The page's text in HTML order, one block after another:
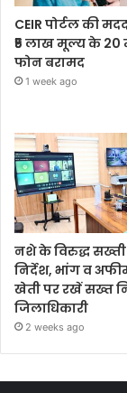
CEIR पोर्टल की
₹5 लाख मूल्य के 20
फोन बरामद
1 week ago
नशे के विरुद्ध
निर्देश, भांग व
खेती पर रखें सख्त
जिलाधिकारी
2 weeks ago